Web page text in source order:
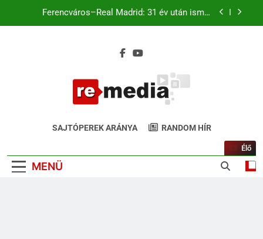
Ferencváros–Real Madrid: 31 év után ismét
chicagói edzésén? A szurkolók kiszúrták a vicces
pillanatot (+Video)
Kerkez a kezdőben. Match4 TV élőben 22:00-tól
Ferencváros–Real Madrid: 31 év után ismét
Budapesten a királyi gárda
chicagói edzésén? A szurkolók kiszúrták a vicces
ReMedia.hu
Gyógyír Az Egyoldalúságra
SAJTÓPEREK ARÁNYA RANDOM HÍR
MENÜ
Élő